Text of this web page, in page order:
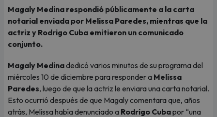
Magaly Medina respondió públicamente a la carta
notarial enviada por Melissa Paredes, mientras que la
actriz y Rodrigo Cuba emitieron un comunicado
conjunto.
Magaly Medinadedicó varios minutos de su programa del
miércoles 10 de diciembre para responder a Melissa
Paredes, luego de que la actriz le enviara una carta notarial.
Esto ocurrió después de que Magaly comentara que, años
atrás, Melissa había denunciado a Rodrigo Cubapor “una